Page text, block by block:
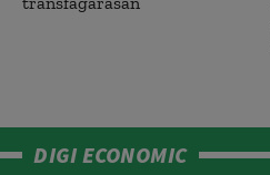
DIGI ECONOMIC